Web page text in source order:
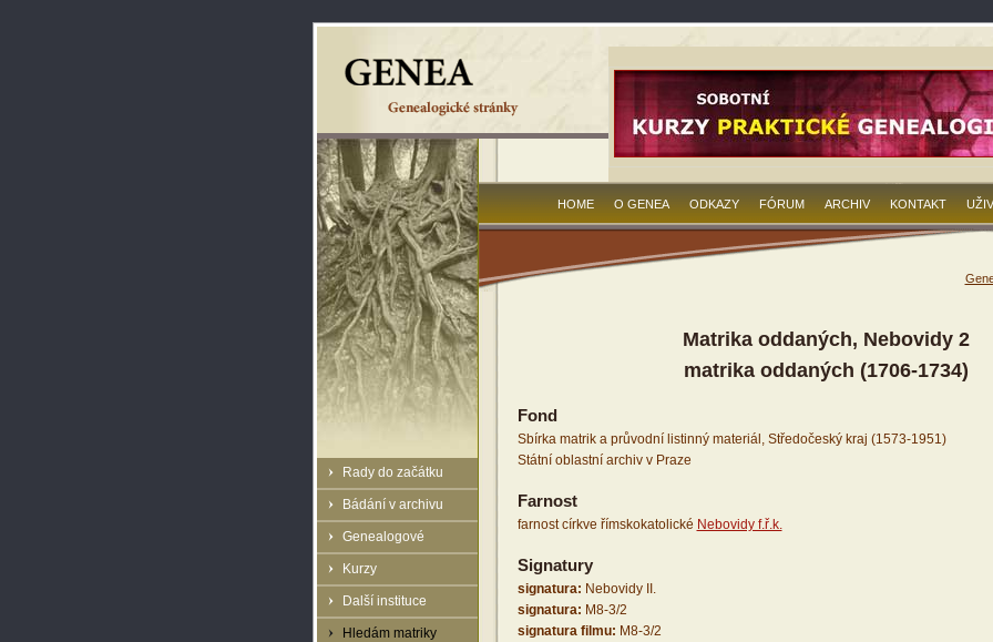
Rady do začátku
Bádání v archivu
Genealogové
Kurzy
Další instituce
Hledám matriky
HOME O GENEA ODKAZY FÓRUM ARCHIV KONTAKT
Matrika oddaných, Nebovidy 2
matrika oddaných (1706-1734)
Fond
Sbírka matrik a průvodní listinný materiál, Středočeský kraj (1573-1951)
Státní oblastní archiv v Praze
Farnost
farnost církve římskokatolické Nebovidy f.ř.k.
Signatury
signatura: Nebovidy II.
signatura: M8-3/2
signatura filmu: M8-3/2